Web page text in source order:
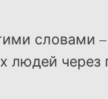
словами
людей через